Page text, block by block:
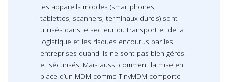
les appareils mobiles (smartphones,
tablettes, scanners, terminaux durcis) sont
utilisés dans le secteur du transport et de la
logistique et les risques encourus par les
entreprises quand ils ne sont pas bien gérés
et sécurisés. Mais aussi comment la mise en
place d’un MDM comme TinyMDM comporte